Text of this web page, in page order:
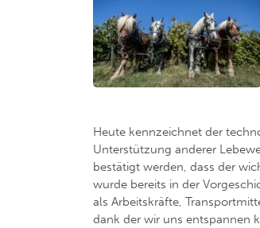
Heute kennzeichnet der
Unterstützung anderer
bestätigt werden, dass der
wurde bereits in der
als Arbeitskräfte,
dank der wir uns entspannen